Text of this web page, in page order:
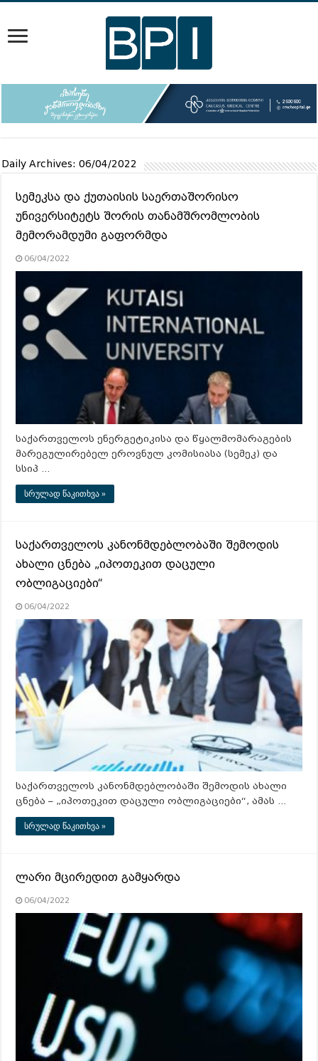
Daily Archives:06/04/2022
სემეკსა და ქუთაისის საერთაშორისო
უნივერსიტეტს შორის თანამშრომლობის
მემორამდუმი გაფორმდა
06/04/2022
საქართველოს ენერგეტიკისა და წყალმომარაგების
მარეგულირებელ ეროვნულ კომისიასა (სემეკ) და
სსიპ …
სრულად წაკითხვა »
საქართველოს კანონმდებლობაში შემოდის
ახალი ცნება „იპოთეკით დაცული
ობლიგაციები“
06/04/2022
საქართველოს კანონმდებლობაში შემოდის ახალი
ცნება – „იპოთეკით დაცული ობლიგაციები“, ამას …
სრულად წაკითხვა »
ლარი მცირედით გამყარდა
06/04/2022